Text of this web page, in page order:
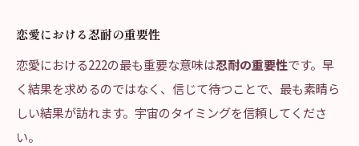
恋愛における忍耐の重要性
恋愛における222の最も重要な意味は忍耐の重要性です。早
く結果を求めるのではなく、信じて待つことで、最も素晴ら
しい結果が訪れます。宇宙のタイミングを信頼してくださ
い。